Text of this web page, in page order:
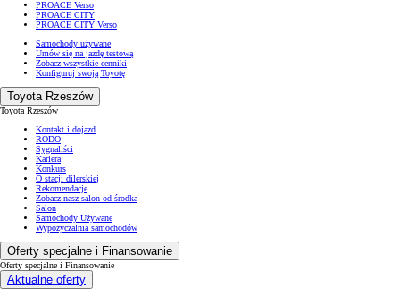
PROACE Verso
PROACE CITY
PROACE CITY Verso
Samochody używane
Umów się na jazdę testową
Zobacz wszystkie cenniki
Konfiguruj swoją Toyotę
Toyota Rzeszów
Toyota Rzeszów
Kontakt i dojazd
RODO
Sygnaliści
Kariera
Konkurs
O stacji dilerskiej
Rekomendacje
Zobacz nasz salon od środka
Salon
Samochody Używane
Wypożyczalnia samochodów
Oferty specjalne i Finansowanie
Oferty specjalne i Finansowanie
Aktualne oferty